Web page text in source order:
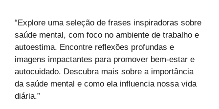
“Explore uma seleção de frases inspiradoras sobre
saúde mental, com foco no ambiente de trabalho e
autoestima. Encontre reflexões profundas e
imagens impactantes para promover bem-estar e
autocuidado. Descubra mais sobre a importância
da saúde mental e como ela influencia nossa vida
diária.”